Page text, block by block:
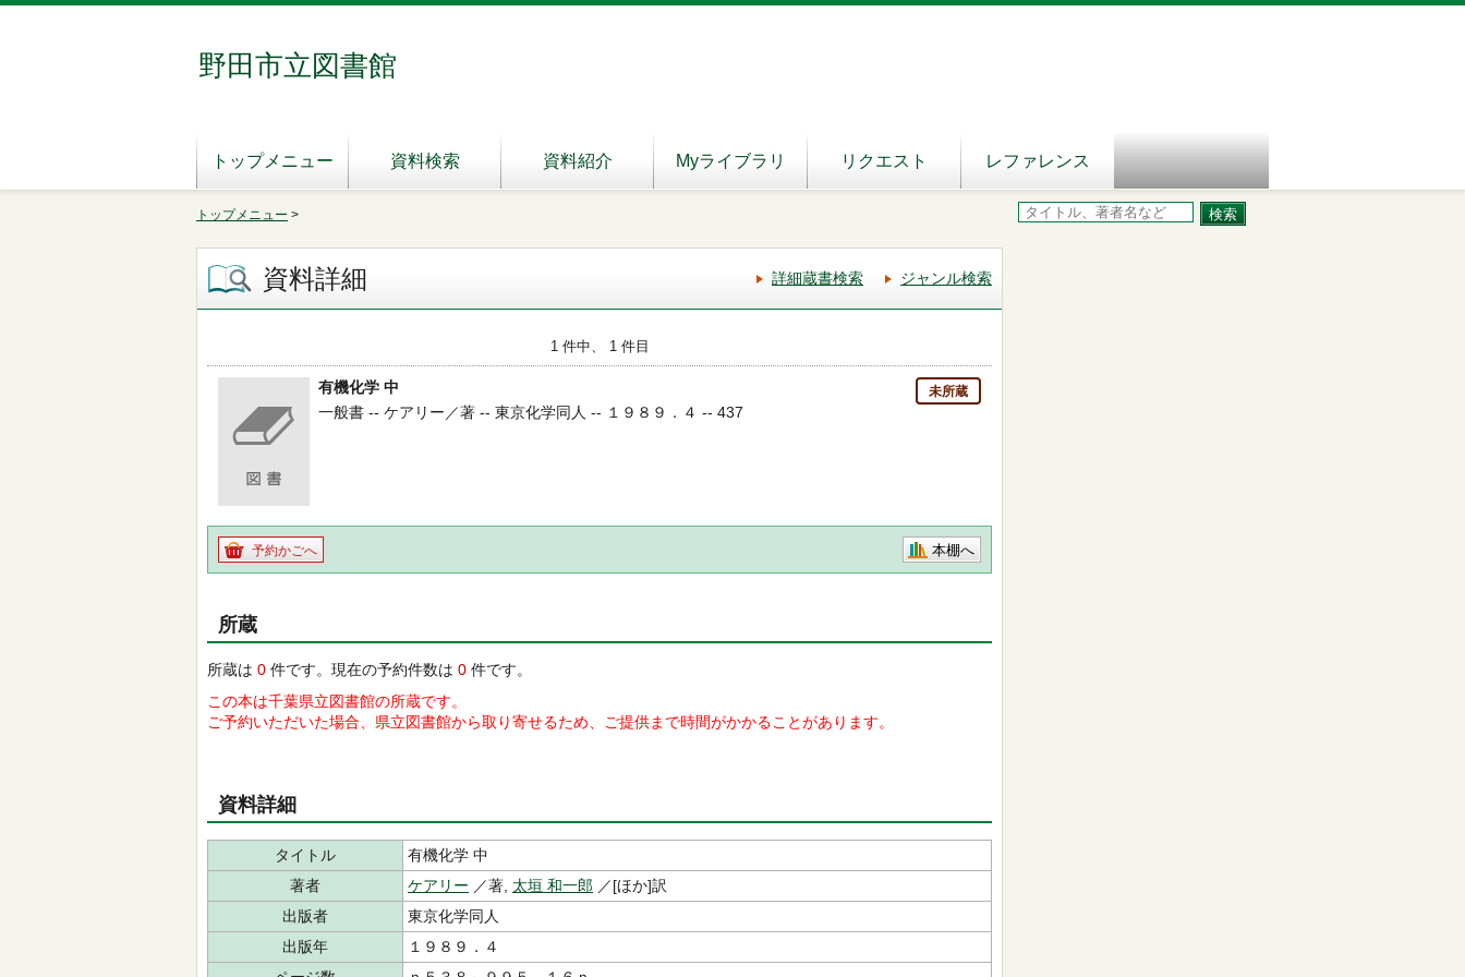
野田市立図書館
トップメニュー 資料検索 資料紹介 Myライブラリ リクエスト レファレンス
トップメニュー >
資料詳細 詳細蔵書検索 ジャンル検索
1 件中、 1 件目
有機化学 中 未所蔵
一般書 -- ケアリー／著 -- 東京化学同人 -- １９８９．４ -- 437
予約かごへ 本棚へ
所蔵
所蔵は 0 件です。現在の予約件数は 0 件です。
この本は千葉県立図書館の所蔵です。
ご予約いただいた場合、県立図書館から取り寄せるため、ご提供まで時間がかかることがあります。
資料詳細
タイトル
有機化学 中
著者
ケアリー ／著, 太垣 和一郎 ／[ほか]訳
出版者
東京化学同人
出版年
１９８９．４